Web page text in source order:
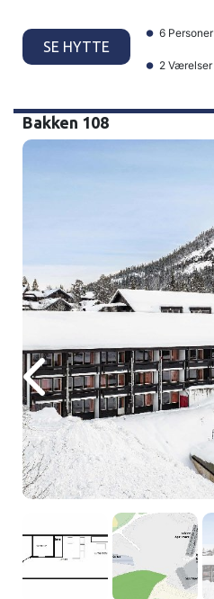
SE HYTTE
6 Personer
2 Værelser
Bakken 108